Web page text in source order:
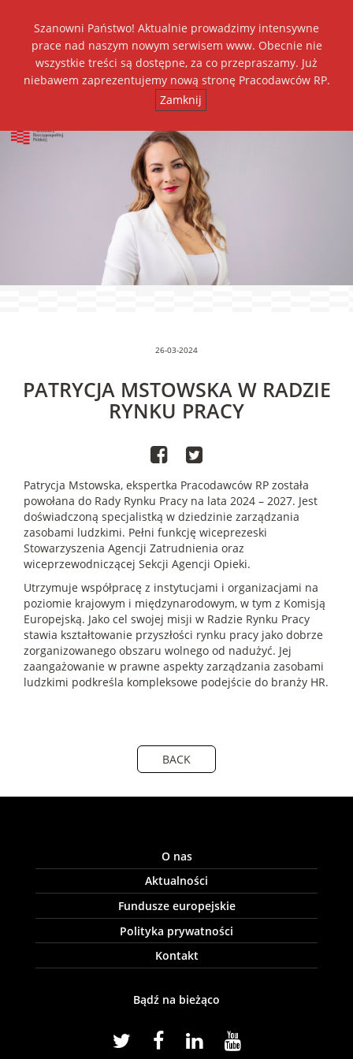
Dołącz do nas
A A+ A++
26-03-2024
PATRYCJA MSTOWSKA W RADZIE
RYNKU PRACY
Patrycja Mstowska, ekspertka Pracodawców RP została
powołana do Rady Rynku Pracy na lata 2024 – 2027. Jest
doświadczoną specjalistką w dziedzinie zarządzania
zasobami ludzkimi. Pełni funkcję wiceprezeski
Stowarzyszenia Agencji Zatrudnienia oraz
wiceprzewodniczącej Sekcji Agencji Opieki.
Utrzymuje współpracę z instytucjami i organizacjami na
poziomie krajowym i międzynarodowym, w tym z Komisją
Europejską. Jako cel swojej misji w Radzie Rynku Pracy
stawia kształtowanie przyszłości rynku pracy jako dobrze
zorganizowanego obszaru wolnego od nadużyć. Jej
zaangażowanie w prawne aspekty zarządzania zasobami
ludzkimi podkreśla kompleksowe podejście do branży HR.
BACK
O nas
Aktualności
Fundusze europejskie
Polityka prywatności
Kontakt
Bądź na bieżąco
Szanowni Państwo! Aktualnie prowadzimy intensywne
prace nad naszym nowym serwisem www. Obecnie nie
wszystkie treści są dostępne, za co przepraszamy. Już
niebawem zaprezentujemy nową stronę Pracodawców RP.
Zamknij